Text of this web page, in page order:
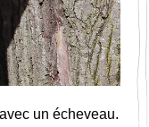
un écheveau.